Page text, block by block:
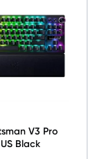
V3 Pro
Black